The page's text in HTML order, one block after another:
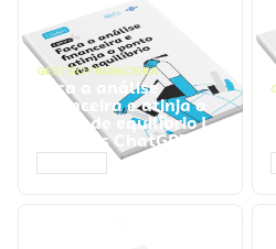
GESTÃO FINANCEIRA
Faça a análise
financeira e atinja o
ponto de equilíbrio |
Prompts ChatGPT